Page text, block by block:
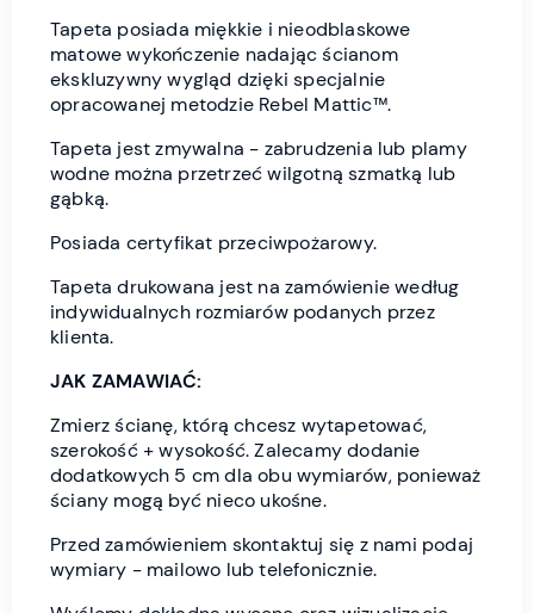
Tapeta posiada miękkie i nieodblaskowe
matowe wykończenie nadając ścianom
ekskluzywny wygląd dzięki specjalnie
opracowanej metodzie Rebel Mattic™.
Tapeta jest zmywalna - zabrudzenia lub plamy
wodne można przetrzeć wilgotną szmatką lub
gąbką.
Posiada certyfikat przeciwpożarowy.
Tapeta drukowana jest na zamówienie według
indywidualnych rozmiarów podanych przez
klienta.
JAK ZAMAWIAĆ:
Zmierz ścianę, którą chcesz wytapetować,
szerokość + wysokość. Zalecamy dodanie
dodatkowych 5 cm dla obu wymiarów, ponieważ
ściany mogą być nieco ukośne.
Przed zamówieniem skontaktuj się z nami podaj
wymiary - mailowo lub telefonicznie.